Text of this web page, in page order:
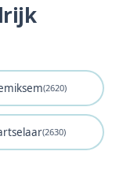
(2620)
(2630)